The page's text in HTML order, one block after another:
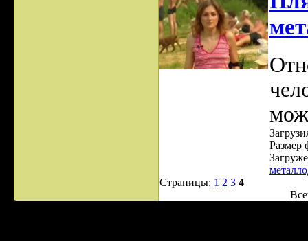
Размер
Страницы: 1 2 3 4